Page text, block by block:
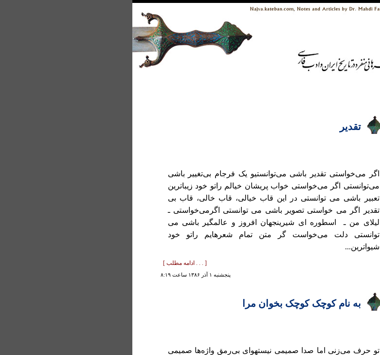
تقدیر
اگر می‌خواستی تقدیر باشی می‌توانستیو یک فرجام بی‌تغییر باشی
می‌توانستی اگر می‌خواستی خواب پریشان خیالم راتو خود زیباترین
تعبیر باشی می توانستی در این قاب خیالی، قاب خالی، قاب بی
تقدیر اگر می خواستی تصویر باشی می توانستی اگرمی‌خواستی ـ
لیلای من ـ اسطوره ای شیرینجهان افروز و عالمگیر باشی می
توانستی دلت می‌خواست گر متن تمام شعرهایم راتو خود
شیواترین...
[ . . . ادامه مطلب ]
پنجشنبه ۱ آذر ۱۳۸۶ ساعت ۸:۱۹
به نام کوچک کوچک بخوان مرا
تو حرف می‌زنی اما صدا صمیمی‌ نیستهوای بی‌رمق واژه‌ها صمیمی